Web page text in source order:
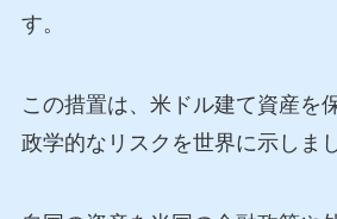
す。
この措置は、米ドル建て資産を
政学的なリスクを世界に示しまし